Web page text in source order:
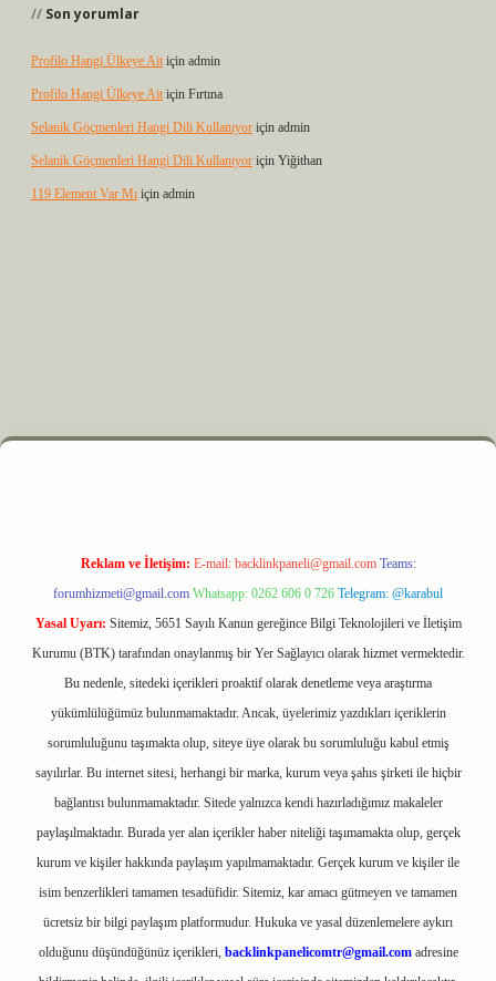
Son yorumlar
Profilo Hangi Ülkeye Ait için admin
Profilo Hangi Ülkeye Ait için Fırtına
Selanik Göçmenleri Hangi Dili Kullanıyor için admin
Selanik Göçmenleri Hangi Dili Kullanıyor için Yiğithan
119 Element Var Mı için admin
elexbet
Reklam ve İletişim: E-mail: backlinkpaneli@gmail.com Teams:
forumhizmeti@gmail.com Whatsapp: 0262 606 0 726 Telegram: @karabul
Yasal Uyarı: Sitemiz, 5651 Sayılı Kanun gereğince Bilgi Teknolojileri ve İletişim
Kurumu (BTK) tarafından onaylanmış bir Yer Sağlayıcı olarak hizmet vermektedir.
Bu nedenle, sitedeki içerikleri proaktif olarak denetleme veya araştırma
yükümlülüğümüz bulunmamaktadır. Ancak, üyelerimiz yazdıkları içeriklerin
sorumluluğunu taşımakta olup, siteye üye olarak bu sorumluluğu kabul etmiş
sayılırlar. Bu internet sitesi, herhangi bir marka, kurum veya şahıs şirketi ile hiçbir
bağlantısı bulunmamaktadır. Sitede yalnızca kendi hazırladığımız makaleler
paylaşılmaktadır. Burada yer alan içerikler haber niteliği taşımamakta olup, gerçek
kurum ve kişiler hakkında paylaşım yapılmamaktadır. Gerçek kurum ve kişiler ile
isim benzerlikleri tamamen tesadüfidir. Sitemiz, kar amacı gütmeyen ve tamamen
ücretsiz bir bilgi paylaşım platformudur. Hukuka ve yasal düzenlemelere aykırı
olduğunu düşündüğünüz içerikleri, backlinkpanelicomtr@gmail.comadresine